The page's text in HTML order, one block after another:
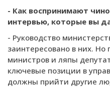
- Как воспринимают
интервью, которые вы
- Руководство
заинтересовано в них. Но
министров и ляпы
ключевые позиции в
должны прийти другие